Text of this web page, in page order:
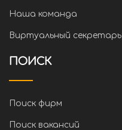
Наша команда
Виртуальный секретарь
ПОИСК
Поиск фирм
Поиск вакансий